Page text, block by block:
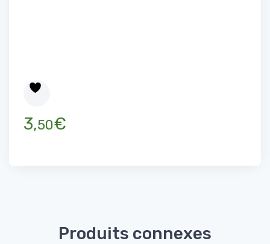
3,50€
Produits connexes